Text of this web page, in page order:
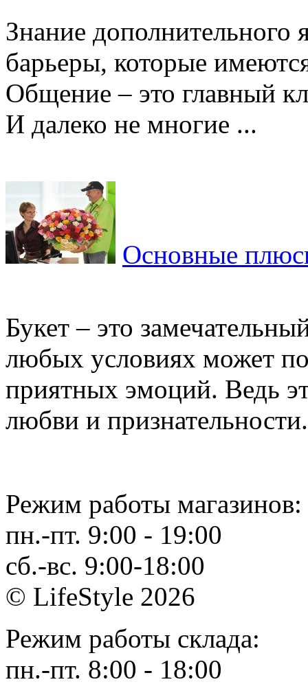
Знание дополнительного
барьеры, которые
Общение – это главный
И далеко не многие ...
Основные
Букет – это
любых условиях может
приятных эмоций. Ведь
любви и
Режим работы магазинов:
пн.-пт. 9:00 - 19:00
сб.-вс. 9:00-18:00
© LifeStyle 2026
Режим работы склада:
пн.-пт. 8:00 - 18:00